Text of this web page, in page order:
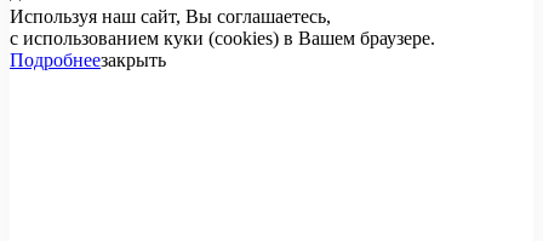
Используя наш сайт, Вы соглашаетесь,
с использованием куки (cookies) в Вашем браузере.
Подробнеезакрыть